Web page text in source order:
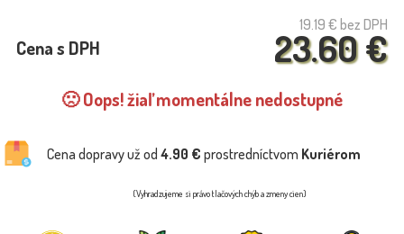
19.19 € bez DPH
23.60 €
Cena s DPH
🙁 Oops! žiaľ momentálne nedostupné
Cena dopravy už od 4.90 € prostredníctvom Kuriérom
(Vyhradzujeme si právo tlačových chýb a zmeny cien)